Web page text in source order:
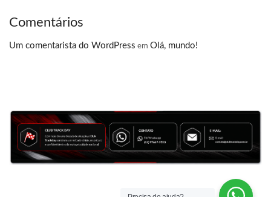
Comentários
Um comentarista do WordPress em Olá, mundo!